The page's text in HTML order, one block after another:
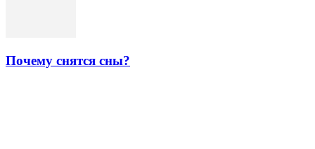
Почему снятся сны?